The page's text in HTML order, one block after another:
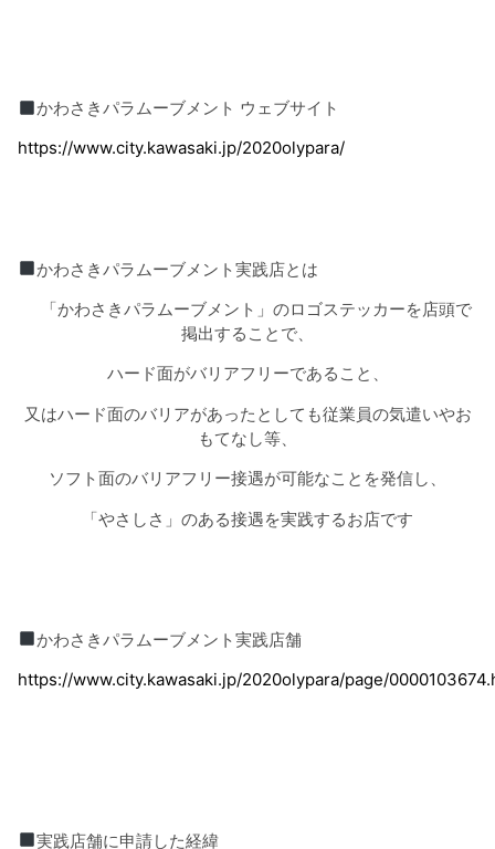
かわさきパラムーブメント ウェブサイト
https://www.city.kawasaki.jp/2020olypara/
かわさきパラムーブメント実践店とは
「かわさきパラムーブメント」のロゴステッカーを店頭で
掲出することで、
ハード面がバリアフリーであること、
又はハード面のバリアがあったとしても従業員の気遣いやお
もてなし等、
ソフト面のバリアフリー接遇が可能なことを発信し、
「やさしさ」のある接遇を実践するお店です
かわさきパラムーブメント実践店舗
https://www.city.kawasaki.jp/2020olypara/page/
実践店舗に申請した経緯